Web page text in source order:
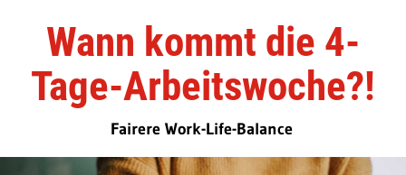
Wann kommt die 4-
Tage-Arbeitswoche?!
Fairere Work-Life-Balance